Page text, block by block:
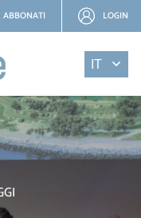
ABBONATI LOGIN
IT